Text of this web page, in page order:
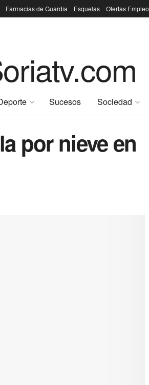
Farmacias de Guardia Esquelas Ofertas Empleo
Sucesos Sociedad
por nieve en